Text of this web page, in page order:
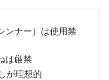
ンナー）は使用禁
は厳禁
が理想的